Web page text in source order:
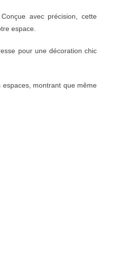
avec précision, cette
espace.
pour une décoration chic
montrant que même